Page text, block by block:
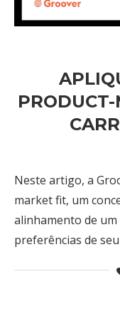
Neste artigo, a
market fit, um
alinhamento de um
preferências de